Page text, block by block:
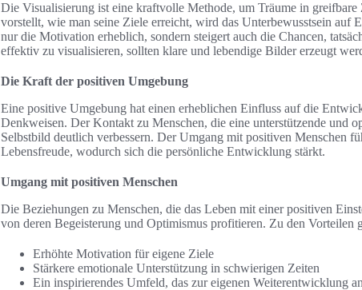
Die Visualisierung ist eine kraftvolle Methode, um Träume in
vorstellt, wie man seine Ziele erreicht, wird das Unterbewusstsein auf
nur die Motivation erheblich, sondern steigert auch die Chancen,
effektiv zu visualisieren, sollten klare und lebendige Bilder erzeugt
Die Kraft der positiven Umgebung
Eine positive Umgebung hat einen erheblichen Einfluss auf die
Denkweisen. Der Kontakt zu Menschen, die eine unterstützende und
Selbstbild deutlich verbessern. Der Umgang mit positiven Menschen
Lebensfreude, wodurch sich die persönliche Entwicklung stärkt.
Umgang mit positiven Menschen
Die Beziehungen zu Menschen, die das Leben mit einer positiven
von deren Begeisterung und Optimismus profitieren. Zu den Vorteilen
Erhöhte Motivation für eigene Ziele
Stärkere emotionale Unterstützung in schwierigen Zeiten
Ein inspirierendes Umfeld, das zur eigenen Weiterentwicklung